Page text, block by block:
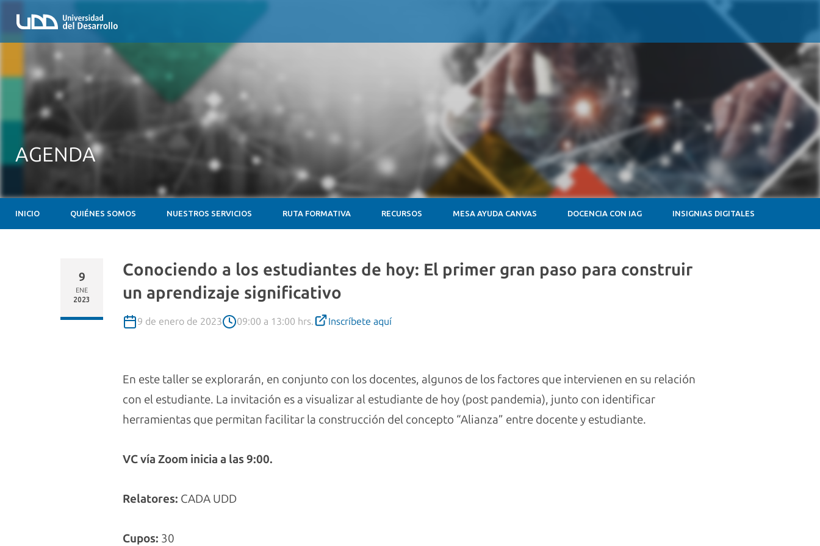
AGENDA
INICIO QUIÉNES SOMOS NUESTROS SERVICIOS RUTA FORMATIVA RECURSOS MESA AYUDA CANVAS DOCENCIA CON IAG INSIGNIAS DIGITALES
Conociendo a los estudiantes de hoy: El primer gran paso para construir
un aprendizaje significativo
9 de enero de 2023 09:00 a 13:00 hrs. Inscríbete aquí
9
ENE
2023
En este taller se explorarán, en conjunto con los docentes, algunos de los factores que intervienen en su relación
con el estudiante. La invitación es a visualizar al estudiante de hoy (post pandemia), junto con identificar
herramientas que permitan facilitar la construcción del concepto “Alianza” entre docente y estudiante.
VC vía Zoom inicia a las 9:00.
Relatores: CADA UDD
Cupos: 30